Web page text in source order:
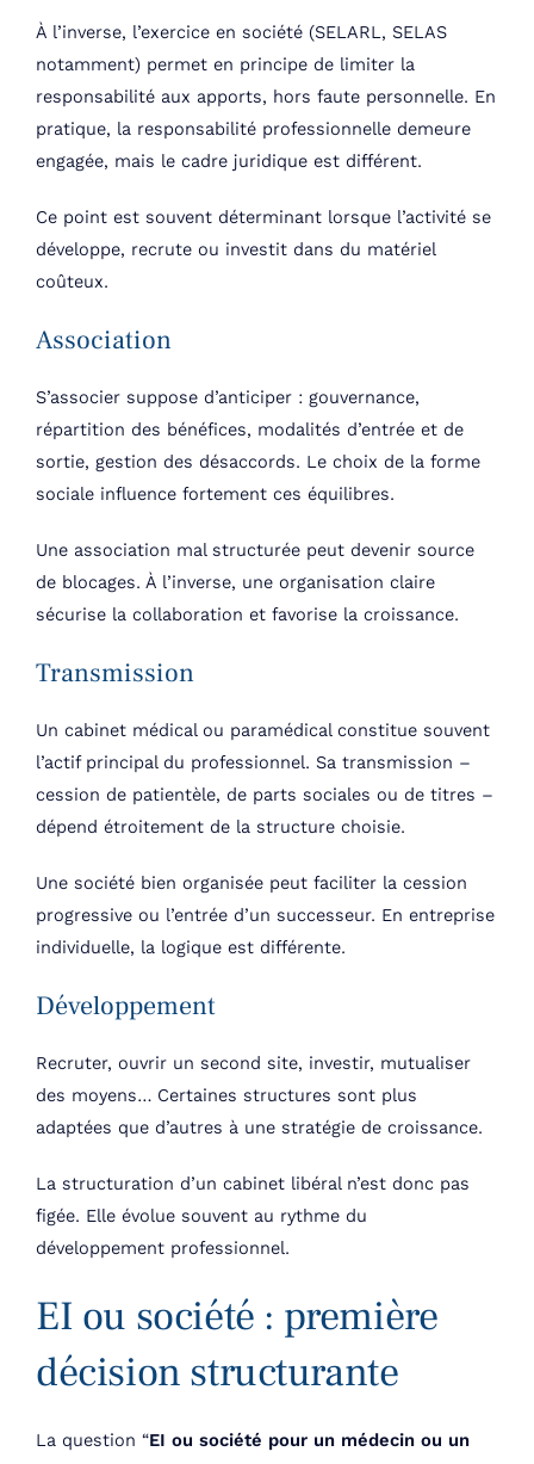
À l’inverse, l’exercice en société (SELARL, SELAS
notamment) permet en principe de limiter la
responsabilité aux apports, hors faute personnelle. En
pratique, la responsabilité professionnelle demeure
engagée, mais le cadre juridique est différent.
Ce point est souvent déterminant lorsque l’activité se
développe, recrute ou investit dans du matériel
coûteux.
Association
S’associer suppose d’anticiper : gouvernance,
répartition des bénéfices, modalités d’entrée et de
sortie, gestion des désaccords. Le choix de la forme
sociale influence fortement ces équilibres.
Une association mal structurée peut devenir source
de blocages. À l’inverse, une organisation claire
sécurise la collaboration et favorise la croissance.
Transmission
Un cabinet médical ou paramédical constitue souvent
l’actif principal du professionnel. Sa transmission –
cession de patientèle, de parts sociales ou de titres –
dépend étroitement de la structure choisie.
Une société bien organisée peut faciliter la cession
progressive ou l’entrée d’un successeur. En entreprise
individuelle, la logique est différente.
Développement
Recruter, ouvrir un second site, investir, mutualiser
des moyens… Certaines structures sont plus
adaptées que d’autres à une stratégie de croissance.
La structuration d’un cabinet libéral n’est donc pas
figée. Elle évolue souvent au rythme du
développement professionnel.
EI ou société : première
décision structurante
La question “EI ou société pour un médecin ou un